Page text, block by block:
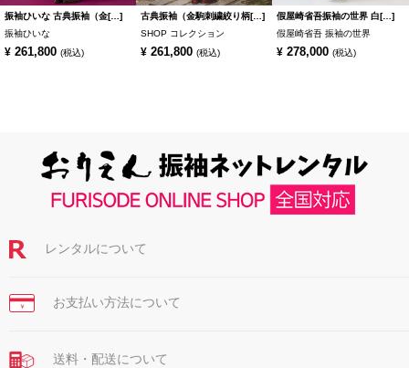
振袖ひいな 古典振袖（金[…]
振袖ひいな
¥ 261,800 (税込)
古典振袖（金駒刺繍絞り柄[…]
SHOP コレクション
¥ 261,800 (税込)
假屋崎省吾振袖の世界 白[…]
假屋崎省吾 振袖の世界
¥ 278,000 (税込)
レンタルについて
￥ お支払い方法について
送料・配送について